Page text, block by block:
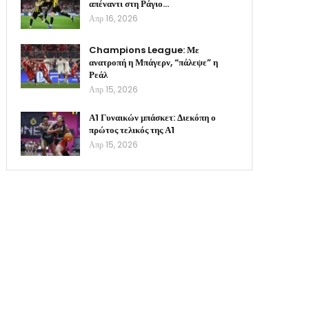
απέναντι στη Ράγιο…
Απρ 16, 2026
Champions League: Με
ανατροπή η Μπάγερν, “πάλεψε” η
Ρεάλ
Απρ 15, 2026
Α1 Γυναικών μπάσκετ: Διεκόπη ο
πρώτος τελικός της Α1
Απρ 15, 2026